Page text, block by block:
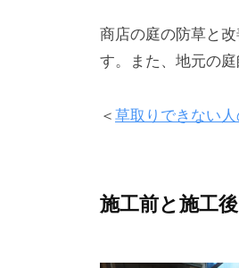
商店の庭の防草と
す。また、地元の
＜ 草取りできない
施工前と施工後